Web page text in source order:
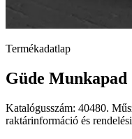
Termékadatlap
Güde
Katalógusszám: 40480.
raktárinformáció és